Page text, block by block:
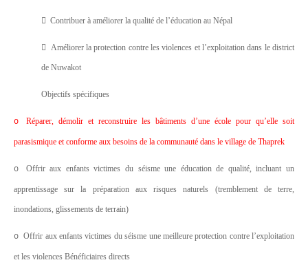
 Contribuer à améliorer la qualité de l’éducation au Népal
 Améliorer la protection contre les violences et l’exploitation dans le district
de Nuwakot
Objectifs spécifiques
o Réparer, démolir et reconstruire les bâtiments d’une école pour qu’elle soit
parasismique et conforme aux besoins de la communauté dans le village de Thaprek
o Offrir aux enfants victimes du séisme une éducation de qualité, incluant un
apprentissage sur la préparation aux risques naturels (tremblement de terre,
inondations, glissements de terrain)
oOffrir aux enfants victimes du séisme une meilleure protection contre l’exploitation
et les violences Bénéficiaires directs